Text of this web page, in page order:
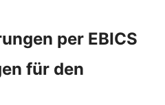
per EBICS
für den